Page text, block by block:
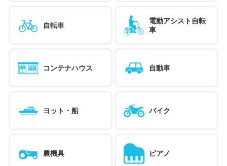
自転車
電動アシスト自転
車
コンテナハウス 自動車
ヨット・船 バイク
農機具 ピアノ